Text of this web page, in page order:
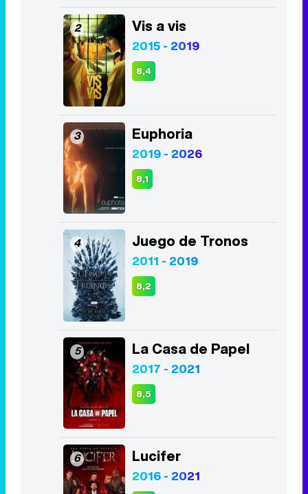
2 Vis a vis
2015 - 2019
8,4
3 Euphoria
2019 - 2026
8,1
4 Juego de Tronos
2011 - 2019
8,2
5 La Casa de Papel
2017 - 2021
8,5
6 Lucifer
2016 - 2021